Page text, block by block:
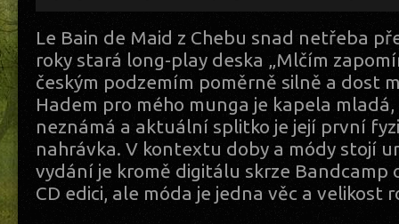
Le Bain de Maid z Chebu snad netřeba
roky stará long-play deska „Mlčím
českým podzemím poměrně silně a dost
Hadem pro mého munga je kapela
neznámá a aktuální splitko je její první
nahrávka. V kontextu doby a módy stojí
vydání je kromě digitálu skrze Bandcamp
CD edici, ale móda je jedna věc a velikost